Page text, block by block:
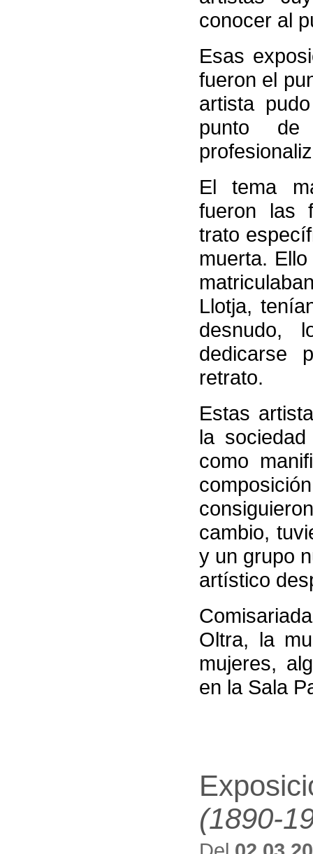
conocer al
Esas
fueron el
artista
punto de
El tema
fueron las
trato
muerta.
Llotja,
desnudo,
dedicarse
retrato.
Estas
la
como
cambio,
y un grupo
artístico
Oltra, la
mujeres,
en la Sala
(1890-